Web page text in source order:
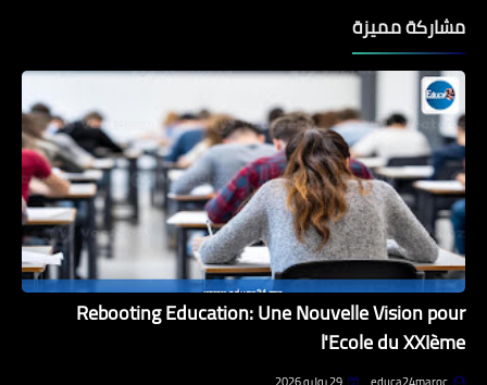
مشاركة مميزة
Rebooting Education: Une Nouvelle Vision pour
l'Ecole du XXIème